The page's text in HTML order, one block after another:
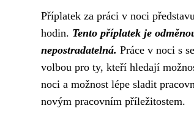
Příplatek za práci v noci
hodin. Tento příplatek je
nepostradatelná. Práce v noci s
volbou pro ty, kteří hledají
noci a možnost lépe sladit
novým pracovním příležitostem.